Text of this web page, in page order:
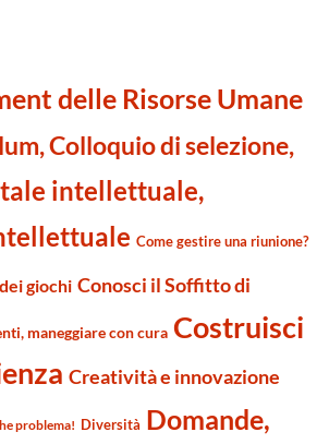
delle Risorse Umane
Colloquio di selezione,
intellettuale,
Come gestire una riunione?
giochi Conosci il Soffitto di
maneggiare con cura Costruisci
Creatività e innovazione
problema! Diversità Domande,